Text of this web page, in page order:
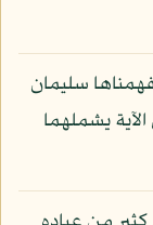
سليمان
الأنبياء: 79، و ذيل الآية يشملهما